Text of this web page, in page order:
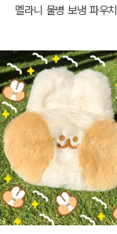
멜라니 물병 보냉 파우치